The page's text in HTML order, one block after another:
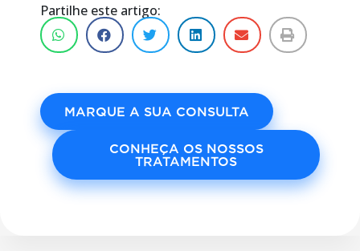
Partilhe este artigo:
MARQUE A SUA CONSULTA
CONHEÇA OS NOSSOS
TRATAMENTOS